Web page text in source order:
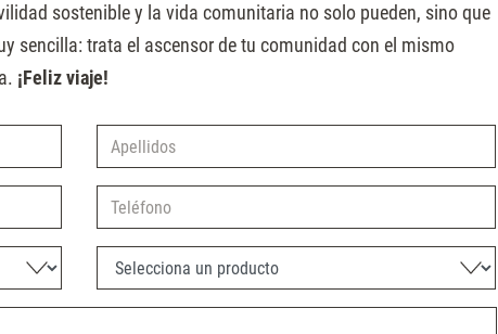
sostenible y la vida comunitaria no solo pueden, sino que
sencilla: trata el ascensor de tu comunidad con el mismo
¡Feliz viaje!
Apellidos
Teléfono
Selecciona un producto